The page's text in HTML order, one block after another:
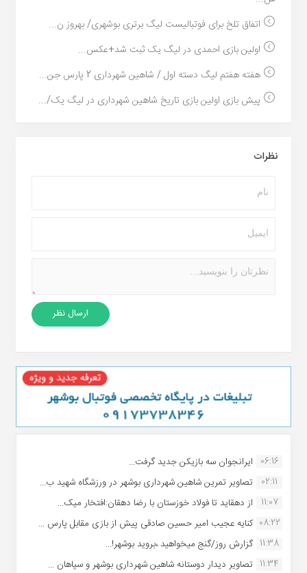
اتفاق تلخ برای فوتبالیست لیگ برتری بوشهری/ بهروز ن...
اولین بازی احمدی در لیگ یک ثبت شد+عکس...
هفته هفتم لیگ دسته اول / شاهین شهرداری 2 پارس جن...
پیش بازی اولین بازی تاریخ شاهین شهرداری در لیگ یک/...
نظرات
06:16 ایرانجوان سه بازیکن جدید گرفت...
02:11
تصاویر تمرین شاهین شهردارى بوشهر در ورزشگاه شهید ب...
11:07
از دهقاید تا فولاد خوزستان با رضا دهقان:افتخار میک...
08:22 کنایه عجیب امیر حسین صادقی پیش از بازی مقابل پارس ...
11:38 گزارش روز/گنج میخواهید ،بروید بوشهر!...
11:34 تصاویر دیدار دوستانه شاهین شهردارى بوشهر و سپاهان ...